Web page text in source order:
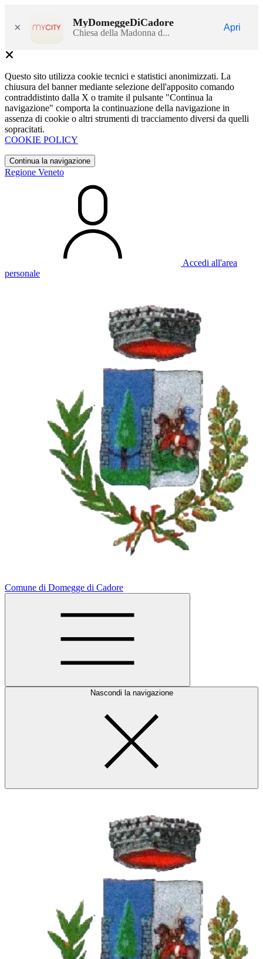
× MyDomeggeDiCadore
Chiesa della Madonna d...
Apri
Questo sito utilizza cookie tecnici e statistici anonimizzati. La
chiusura del banner mediante selezione dell'apposito comando
contraddistinto dalla X o tramite il pulsante "Continua la
navigazione" comporta la continuazione della navigazione in
assenza di cookie o altri strumenti di tracciamento diversi da quelli
sopracitati.
COOKIE POLICY
Continua la navigazione
Regione Veneto
Accedi all'area
personale
Comune di Domegge di Cadore
Nascondi la navigazione